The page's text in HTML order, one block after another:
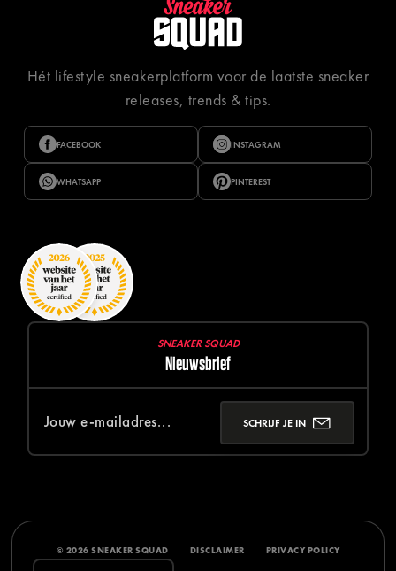
Hét lifestyle sneakerplatform voor de laatste sneaker
releases, trends & tips.
FACEBOOK INSTAGRAM
WHATSAPP PINTEREST
SNEAKER SQUAD
Nieuwsbrief
SCHRIJF JE IN
© 2026 SNEAKER SQUAD DISCLAIMER PRIVACY POLICY